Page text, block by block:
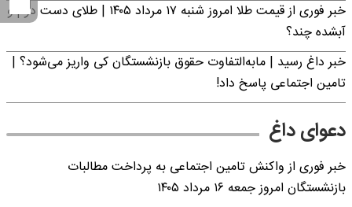
خبر فوری از قیمت طلا امروز شنبه ۱۷ مرداد ۱۴۰۵ | طلای دست دوم و
آبشده چند؟
خبر داغ رسید | مابه‌التفاوت حقوق بازنشستگان کی واریز می‌شود؟ |
تامین اجتماعی پاسخ داد!
دعوای داغ
خبر فوری از واکنش تامین اجتماعی به پرداخت مطالبات
بازنشستگان امروز جمعه ۱۶ مرداد ۱۴۰۵